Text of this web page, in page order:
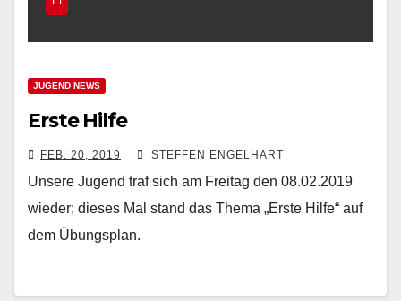
JUGEND NEWS
Erste Hilfe
FEB. 20, 2019 STEFFEN ENGELHART
Unsere Jugend traf sich am Freitag den 08.02.2019
wieder; dieses Mal stand das Thema „Erste Hilfe“ auf
dem Übungsplan.